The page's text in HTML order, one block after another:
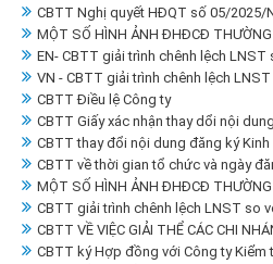
CBTT Nghị quyết HĐQT số 05/2025/
MỘT SỐ HÌNH ẢNH ĐHĐCĐ
EN- CBTT giải trình chênh lệch
VN - CBTT giải trình chênh lệch
CBTT Điều lệ Công ty
CBTT Giấy xác nhận thay dổi nội
CBTT thay đổi nội dung đăng ký
CBTT về thời gian tổ chức và ngày
MỘT SỐ HÌNH ẢNH ĐHĐCĐ THƯỜNG
CBTT giải trình chênh lệch LNST so
CBTT VỀ VIỆC GIẢI THỂ CÁC CHI
CBTT ký Hợp đồng với Công ty Kiểm